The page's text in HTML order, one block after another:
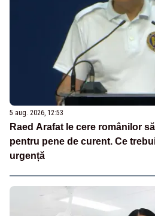
5 aug. 2026, 12:53
Raed Arafat le cere românilor
pentru pene de curent. Ce
urgență